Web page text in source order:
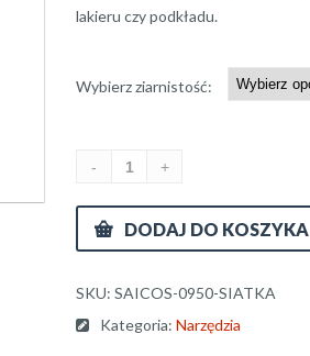
lakieru czy podkładu.
Wybierz ziarnistość:
DODAJ DO KOSZYKA
SKU:SAICOS-0950-SIATKA
Kategoria:Narzędzia